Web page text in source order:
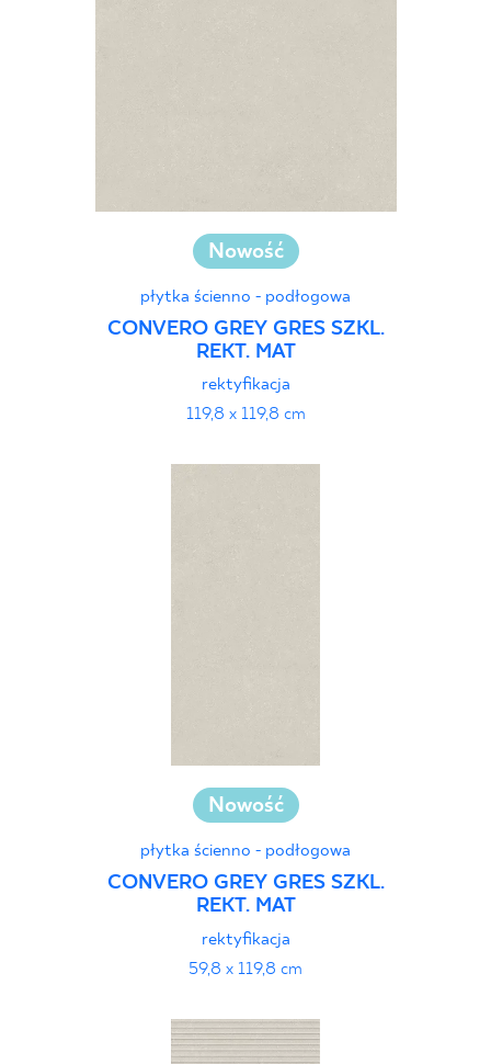
Nowość
płytka ścienno - podłogowa
CONVERO GREY GRES SZKL.
REKT. MAT
rektyfikacja
119,8 x 119,8 cm
Nowość
płytka ścienno - podłogowa
CONVERO GREY GRES SZKL.
REKT. MAT
rektyfikacja
59,8 x 119,8 cm